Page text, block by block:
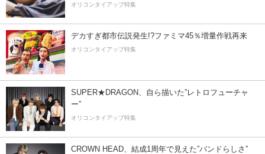
オリコンタイアップ特集
デカすぎ都市伝説発生!?ファミマ45％増量作戦再来
オリコンタイアップ特集
SUPER★DRAGON、自ら描いた”レトロフューチャ
ー”
オリコンタイアップ特集
CROWN HEAD、結成1周年で見えた”バンドらしさ”